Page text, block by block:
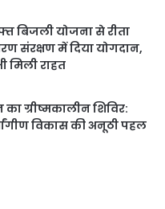
बिजली योजना से रीता
संरक्षण में दिया योगदान,
मिली राहत
ग्रीष्मकालीन शिविर:
विकास की अनूठी पहल